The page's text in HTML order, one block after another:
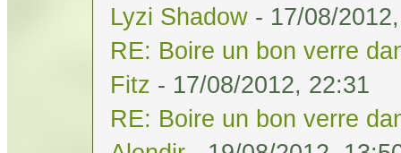
Lyzi Shadow - 17/08/
RE: Boire un bon verre
Fitz - 17/08/2012, 22:31
RE: Boire un bon verre